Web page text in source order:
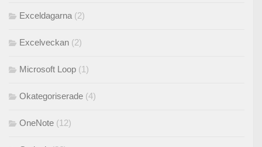
Exceldagarna (2)
Excelveckan (2)
Microsoft Loop (1)
Okategoriserade (4)
OneNote (12)